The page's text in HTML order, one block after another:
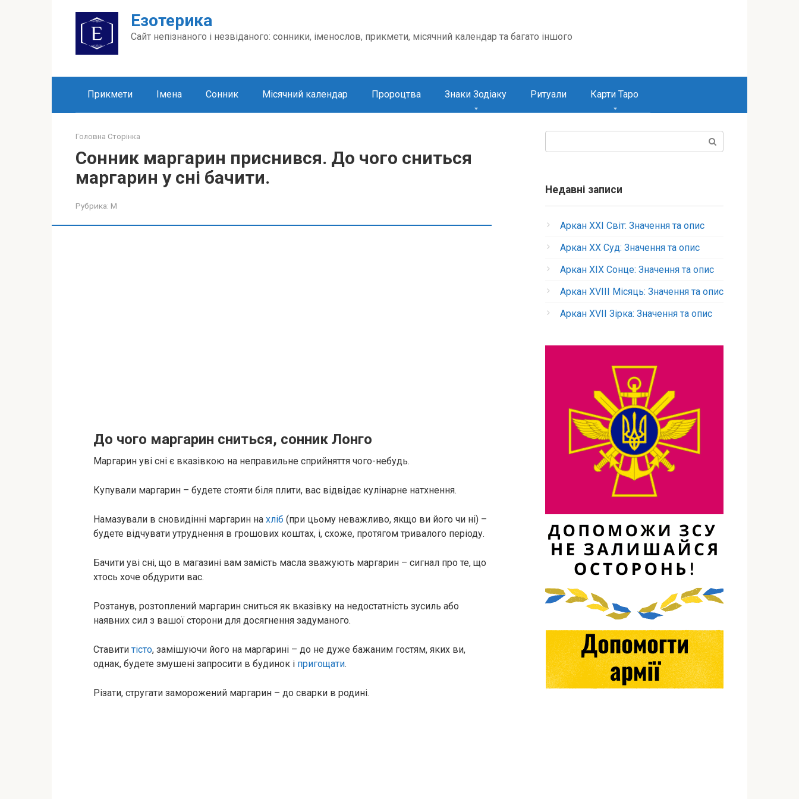
Езотерика
Сайт непізнаного і незвіданого: сонники, іменослов, прикмети, місячний календар та багато іншого
Прикмети Імена Сонник Місячний календар Пророцтва Знаки Зодіаку Ритуали Карти Таро
Головна Сторінка
Сонник маргарин приснився. До чого сниться
маргарин у сні бачити.
Рубрика: М
До чого маргарин сниться, сонник Лонго
Маргарин уві сні є вказівкою на неправильне сприйняття чого-небудь.
Купували маргарин – будете стояти біля плити, вас відвідає кулінарне натхнення.
Намазували в сновидінні маргарин на хліб (при цьому неважливо, якщо ви його чи ні) –
будете відчувати утруднення в грошових коштах, і, схоже, протягом тривалого періоду.
Бачити уві сні, що в магазині вам замість масла зважують маргарин – сигнал про те, що
хтось хоче обдурити вас.
Розтанув, розтоплений маргарин сниться як вказівку на недостатність зусиль або
наявних сил з вашої сторони для досягнення задуманого.
Ставити тісто, замішуючи його на маргарині – до не дуже бажаним гостям, яких ви,
однак, будете змушені запросити в будинок і пригощати.
Різати, стругати заморожений маргарин – до сварки в родині.
Недавні записи
Аркан XXI Світ: Значення та опис
Аркан XX Суд: Значення та опис
Аркан XIX Сонце: Значення та опис
Аркан XVIII Місяць: Значення та опис
Аркан XVII Зірка: Значення та опис